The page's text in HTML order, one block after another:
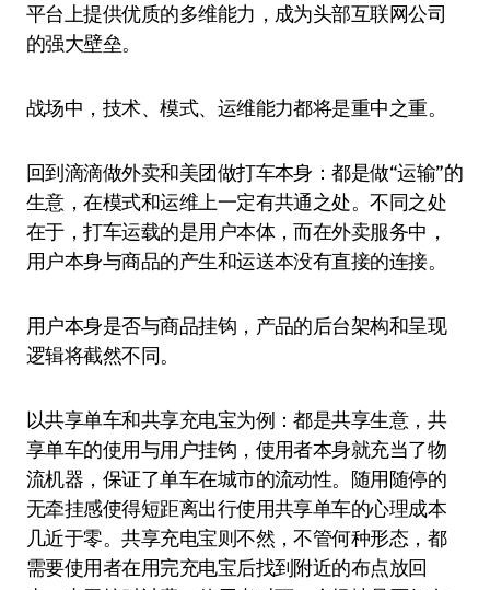
平台上提供优质的多维能力，成为头部互联网公司
的强大壁垒。
战场中，技术、模式、运维能力都将是重中之重。
回到滴滴做外卖和美团做打车本身：都是做“运输”的
生意，在模式和运维上一定有共通之处。不同之处
在于，打车运载的是用户本体，而在外卖服务中，
用户本身与商品的产生和运送本没有直接的连接。
用户本身是否与商品挂钩，产品的后台架构和呈现
逻辑将截然不同。
以共享单车和共享充电宝为例：都是共享生意，共
享单车的使用与用户挂钩，使用者本身就充当了物
流机器，保证了单车在城市的流动性。随用随停的
无牵挂感使得短距离出行使用共享单车的心理成本
几近于零。共享充电宝则不然，不管何种形态，都
需要使用者在用完充电宝后找到附近的布点放回